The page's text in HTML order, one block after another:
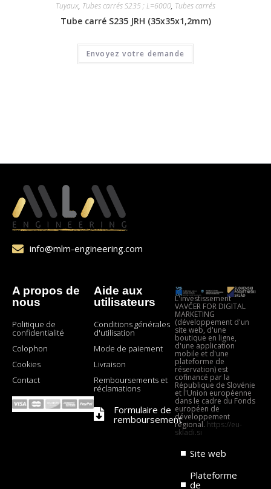
Tuyaux, Tubes carrés S235 ; L=6000, Tubes carrés
Tube carré S235 JRH (35x35x1,2mm)
Envoyez votre demande
info@mlm-engineering.com
A propos de
nous
Politique de
confidentialité
Colophon
Cookies
Contact
Aide aux
utilisateurs
Conditions générales
d'utilisation
Mode de paiement
Livraison
Remboursements et
réclamations
Formulaire de
remboursement
L'investissement
VAVČER FOR DIGITAL
MARKETING
(développement d'un
site web, d'une
boutique en ligne,
d'une application
mobile et d'une
plateforme de
réservation) est
cofinancé par la
République de Slovénie
et l'Union européenne
dans le cadre du Fonds
européen de
développement
régional. https://eu-
skladi.si
Site web
Plateforme
de